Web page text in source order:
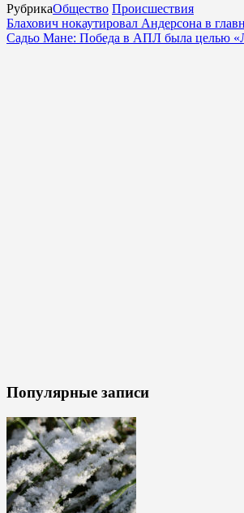
РубрикаОбщество Происшествия
Блахович нокаутировал Андерсона в
Садьо Мане: Победа в АПЛ была целью
Популярные записи